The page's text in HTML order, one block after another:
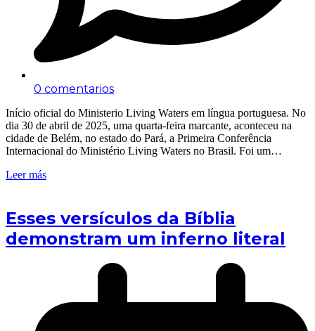
0 comentarios
Início oficial do Ministerio Living Waters em língua portuguesa. No
dia 30 de abril de 2025, uma quarta-feira marcante, aconteceu na
cidade de Belém, no estado do Pará, a Primeira Conferência
Internacional do Ministério Living Waters no Brasil. Foi um…
Leer más
Esses versículos da Bíblia
demonstram um inferno literal